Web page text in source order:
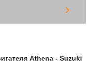
Athena - Suzuki